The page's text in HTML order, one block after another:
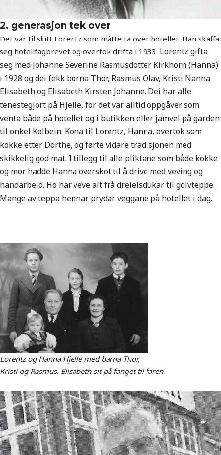
2. generasjon tek over
Det var til slutt Lorentz som måtte ta over hotellet. Han skaffa
seg hotellfagbrevet og overtok drifta i 1933. Lorentz gifta
seg med Johanne Severine Rasmusdotter Kirkhorn (Hanna)
i 1928 og dei fekk borna Thor, Rasmus Olav, Kristi Nanna
Elisabeth og Elisabeth Kirsten Johanne. Dei har alle
tenestegjort på Hjelle, for det var alltid oppgåver som
venta både på hotellet og i butikken eller jamvel på garden
til onkel Kolbein. Kona til Lorentz, Hanna, overtok som
kokke etter Dorthe, og førte vidare tradisjonen med
skikkelig god mat. I tillegg til alle pliktane som både kokke
og mor hadde Hanna overskot til å drive med veving og
handarbeid. Ho har veve alt frå dreielsdukar til golvteppe.
Mange av teppa hennar prydar veggane på hotellet i dag.
Lorentz og Hanna Hjelle med barna Thor,
Kristi og Rasmus. Elisabeth sit på fanget til faren